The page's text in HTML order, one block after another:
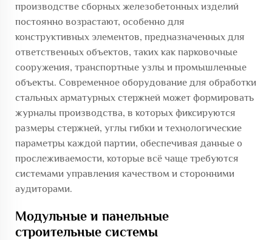
производстве сборных железобетонных изделий
постоянно возрастают, особенно для
конструктивных элементов, предназначенных для
ответственных объектов, таких как парковочные
сооружения, транспортные узлы и промышленные
объекты. Современное оборудование для обработки
стальных арматурных стержней может формировать
журналы производства, в которых фиксируются
размеры стержней, углы гибки и технологические
параметры каждой партии, обеспечивая данные о
прослеживаемости, которые всё чаще требуются
системами управления качеством и сторонними
аудиторами.
Модульные и панельные
строительные системы